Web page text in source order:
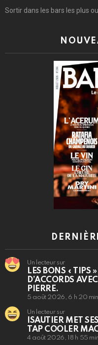
Sortir dans les bars les plus
Un lecteur sur
LES BONS « TIPS
D’ACCORDS
PIERRE.
5 août 2026, 6 h 20 min
Un lecteur sur
ISAUTIER MET
TAP COOLER
4 août 2026, 18 h 55